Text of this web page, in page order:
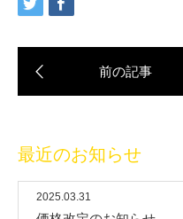
最近のお知らせ
2025.03.31